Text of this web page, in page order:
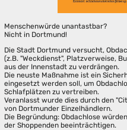
Menschenwürde unantastbar?
Nicht in Dortmund!
Die Stadt Dortmund versucht,
(z.B. "Weckdienst", Platzverweise,
aus der Innenstadt zu verdrängen.
Die neuste Maßnahme ist ein
eingesetzt werden soll, um
Schlafplätzen zu vertreiben.
Veranlasst wurde dies durch den
von Dortmunder Einzelhändlern.
Die Begründung: Obdachlose
der Shoppenden beeinträchtigen.